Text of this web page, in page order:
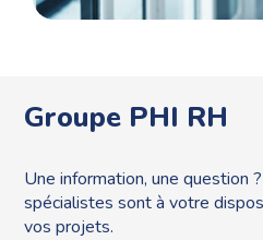
Groupe PHI RH
Une information, une question
spécialistes sont à votre
vos projets.